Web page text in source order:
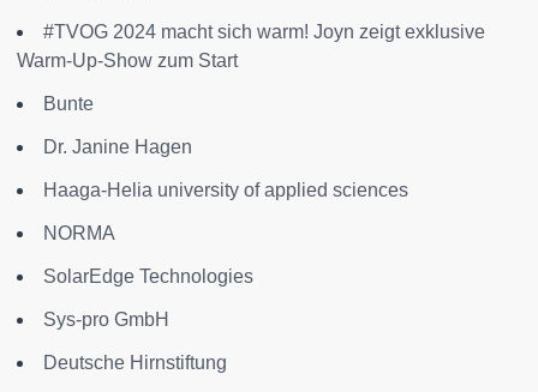
#TVOG 2024 macht sich warm! Joyn zeigt exklusive
Warm-Up-Show zum Start
Bunte
Dr. Janine Hagen
Haaga-Helia university of applied sciences
NORMA
SolarEdge Technologies
Sys-pro GmbH
Deutsche Hirnstiftung